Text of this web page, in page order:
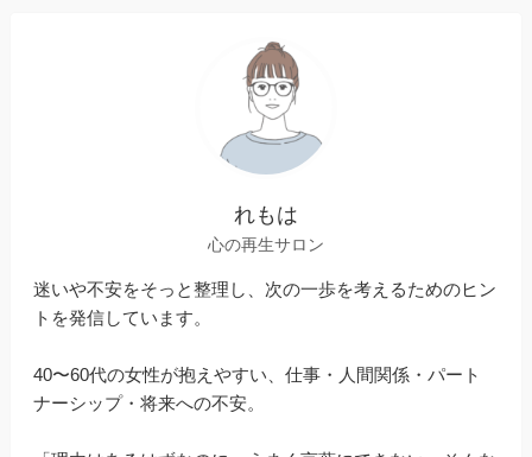
れもは
心の再生サロン
迷いや不安をそっと整理し、次の一歩を考えるためのヒン
トを発信しています。
40〜60代の女性が抱えやすい、仕事・人間関係・パート
ナーシップ・将来への不安。